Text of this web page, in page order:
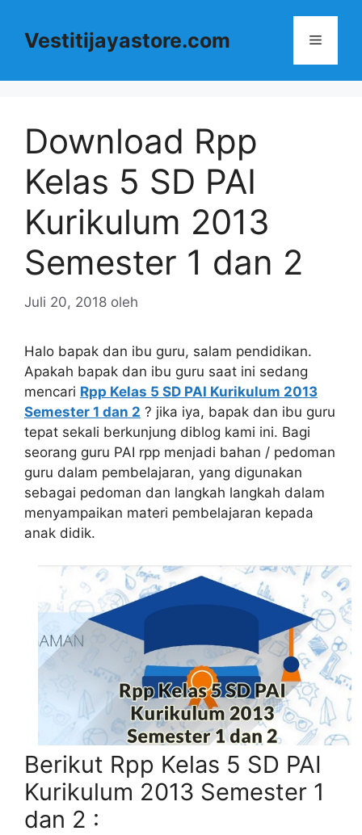
Vestitijayastore.com Menu
Download Rpp
Kelas 5 SD PAI
Kurikulum 2013
Semester 1 dan 2
Juli 20, 2018 oleh
Halo bapak dan ibu guru, salam pendidikan.
Apakah bapak dan ibu guru saat ini sedang
mencari Rpp Kelas 5 SD PAI Kurikulum 2013
Semester 1 dan 2 ? jika iya, bapak dan ibu guru
tepat sekali berkunjung diblog kami ini. Bagi
seorang guru PAI rpp menjadi bahan / pedoman
guru dalam pembelajaran, yang digunakan
sebagai pedoman dan langkah langkah dalam
menyampaikan materi pembelajaran kepada
anak didik.
Berikut Rpp Kelas 5 SD PAI
Kurikulum 2013 Semester 1
dan 2 :